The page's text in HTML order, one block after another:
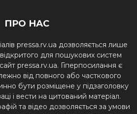
ПРО НАС
pressa.rv.ua дозволяється лише
для пошукових систем
pressa.rv.ua. Гіперпосилання є
від повного або часткового
бути розміщене у підзаголовку
і вести на цитований матеріал.
та відео дозволяється за умови